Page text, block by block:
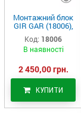
Монтажний блок
GIR GAR (18006),
Аналог
Код: 18006
В наявності
2 450,00 грн.
КУПИТИ